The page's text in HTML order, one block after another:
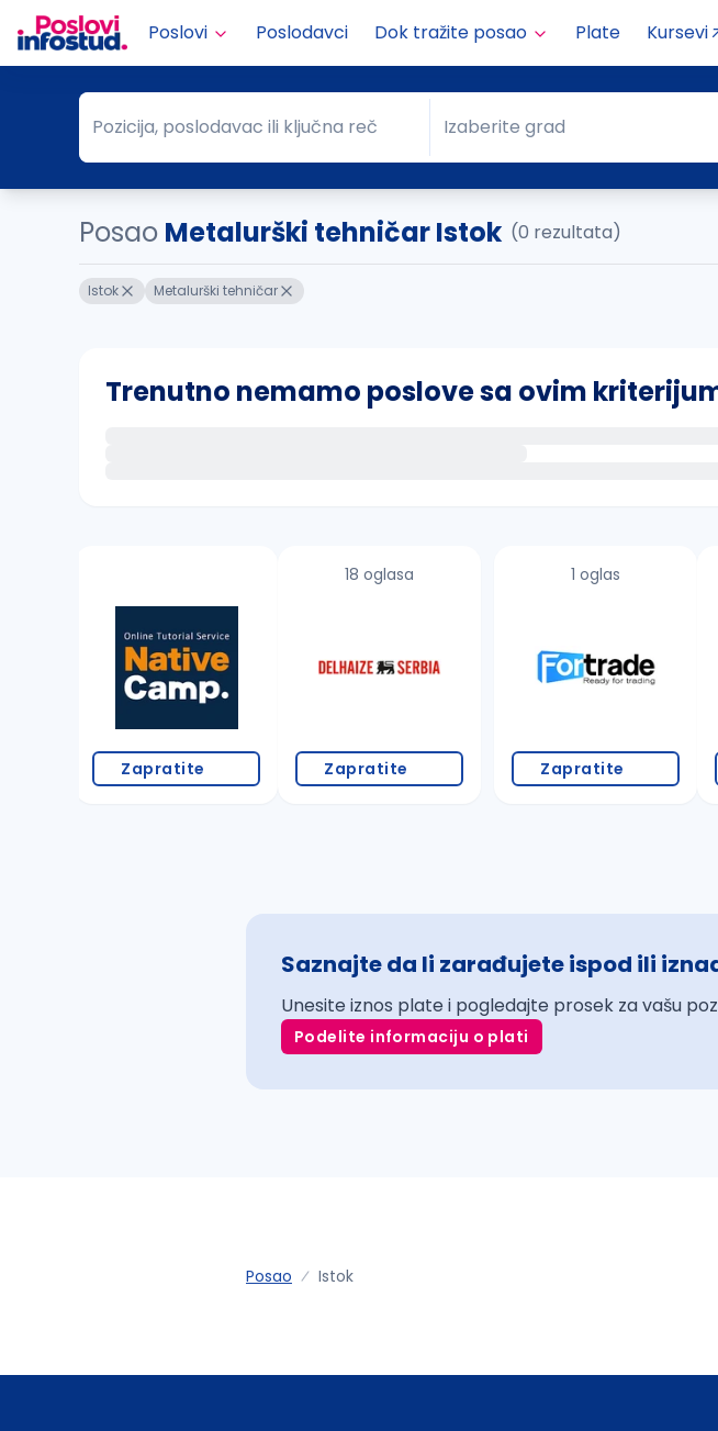
Poslovi Poslodavci Dok tražite posao Plate Kursevi
Pozicija, poslodavac ili ključna reč
Pozicija, poslodavac ili ključna reč Grad
Izaberite grad
Posao Metalurški tehničar Istok (0 rezultata)
Istok Metalurški tehničar
Trenutno nemamo poslove sa ovim
proverite pravopisne greške (koristite č, ć, š, đ, ž, dž)
povećajte radijus za odabrani grad
Zapratite
18 oglasa
Zapratite
1 oglas
Zapratite
Saznajte da li zarađujete ispod ili
Unesite iznos plate i pogledajte prosek za vašu
Podelite informaciju o plati
Posao Istok